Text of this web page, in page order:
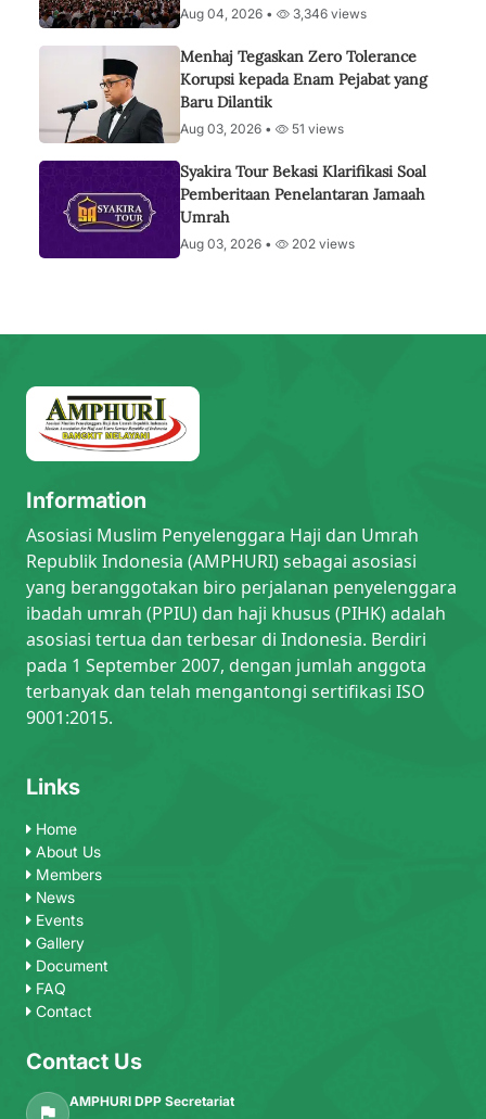
Aug 04, 2026 • 3,346 views
Menhaj Tegaskan Zero Tolerance
Korupsi kepada Enam Pejabat yang
Baru Dilantik
Aug 03, 2026 • 51 views
Syakira Tour Bekasi Klarifikasi Soal
Pemberitaan Penelantaran Jamaah
Umrah
Aug 03, 2026 • 202 views
Information
Asosiasi Muslim Penyelenggara Haji dan Umrah
Republik Indonesia (AMPHURI) sebagai asosiasi
yang beranggotakan biro perjalanan penyelenggara
ibadah umrah (PPIU) dan haji khusus (PIHK) adalah
asosiasi tertua dan terbesar di Indonesia. Berdiri
pada 1 September 2007, dengan jumlah anggota
terbanyak dan telah mengantongi sertifikasi ISO
9001:2015.
Links
Home
About Us
Members
News
Events
Gallery
Document
FAQ
Contact
Contact Us
AMPHURI DPP Secretariat